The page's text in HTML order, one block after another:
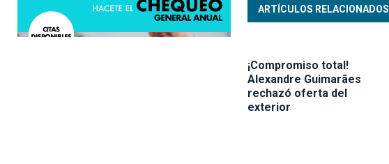
ARTÍCULOS RELACIONADOS
¡Compromiso total!
Alexandre Guimarães
rechazó oferta del
exterior